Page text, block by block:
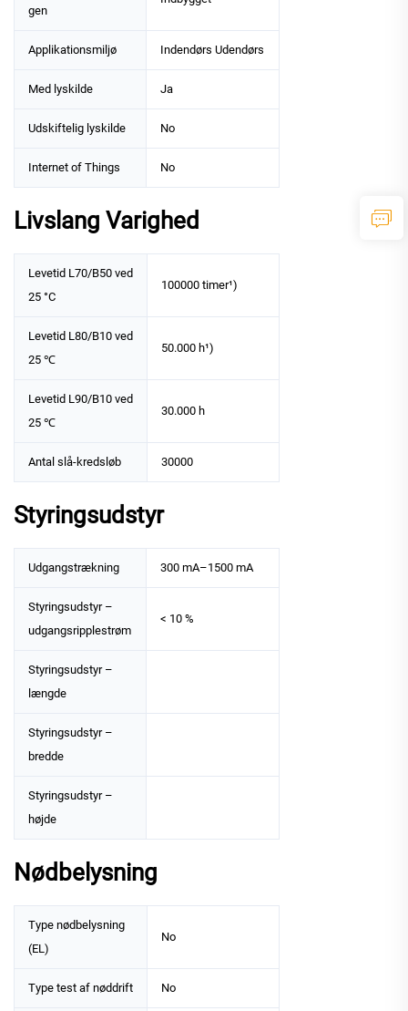
gen
Applikationsmiljø Indendørs Udendørs
Med lyskilde Ja
Udskiftelig lyskilde No
Internet of Things No
Livslang Varighed
Levetid L70/B50 ved
25 °C
100000 timer¹)
Levetid L80/B10 ved
25 ℃
50.000 h¹)
Levetid L90/B10 ved
25 ℃
30.000 h
Antal slå-kredsløb 30000
Styringsudstyr
Udgangstrækning 300 mA–1500 mA
Styringsudstyr –
udgangsripplestrøm
< 10 %
Styringsudstyr –
længde
Styringsudstyr –
bredde
Styringsudstyr –
højde
Nødbelysning
Type nødbelysning
(EL)
No
Type test af nøddrift No